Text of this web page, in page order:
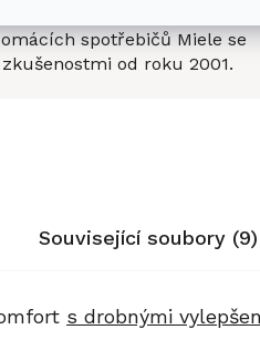
spotřebičů Miele se
zkušenostmi od roku 2001.
Související soubory (9)
s drobnými